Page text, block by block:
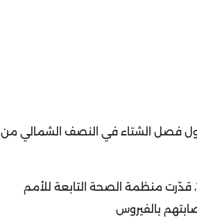
الأربعاء من "اتجاهات مثيرة للقلق" لمرض كوفيد-19 قبل حلول فصل الشتاء في النصف الشمالي من
وفي ظل محدودية البيانات بعد أن توقف العديد من البلدان عن الإبلاغ عن بيانات كوفيد-19، قدّرت منظمة الصحة التابعة للأمم
بالفيروس